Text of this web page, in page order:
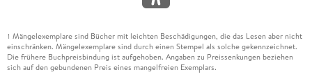
1 Mängelexemplare sind Bücher mit leichten Beschädigungen, die das Lesen aber nicht
einschränken. Mängelexemplare sind durch einen Stempel als solche gekennzeichnet.
Die frühere Buchpreisbindung ist aufgehoben. Angaben zu Preissenkungen beziehen
sich auf den gebundenen Preis eines mangelfreien Exemplars.